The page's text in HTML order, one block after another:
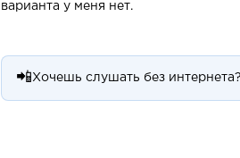
варианта у меня нет.
📲 Хочешь слушать без интернета?